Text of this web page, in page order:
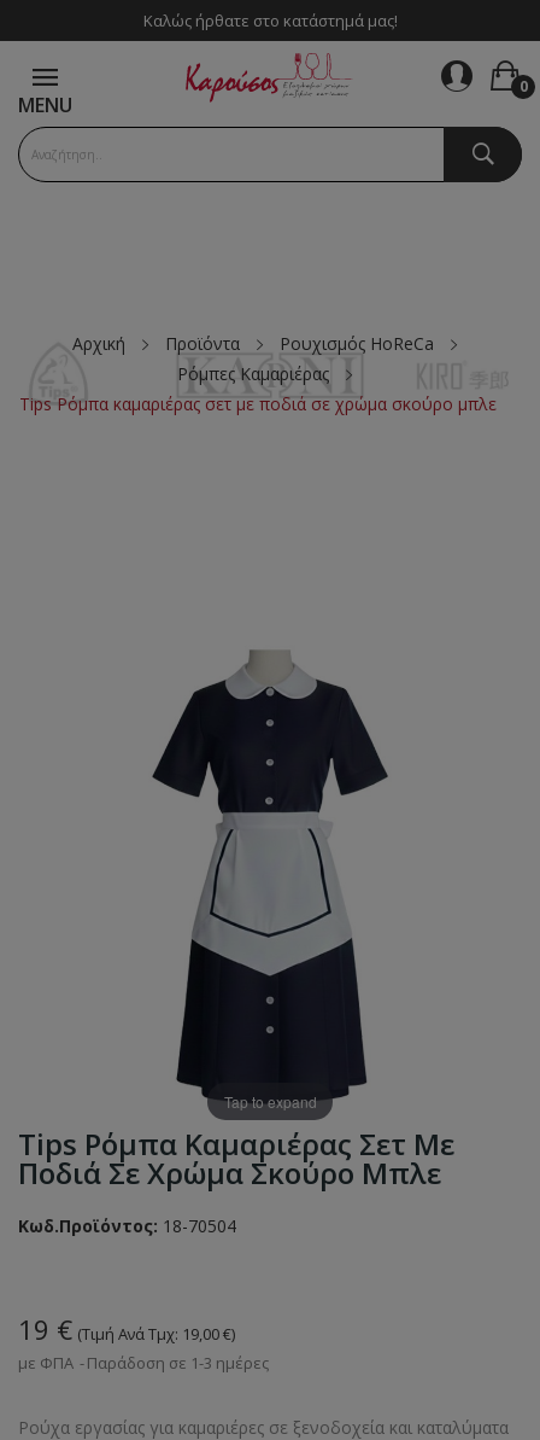
Καλώς ήρθατε στο κατάστημά μας!
MENU
0
Αρχική Προϊόντα
Ρουχισμός HoReCa
Ρόμπες Καμαριέρας
Tips Ρόμπα καμαριέρας σετ με ποδιά σε χρώμα σκούρο μπλε
Tap to expand
Tips Ρόμπα Καμαριέρας Σετ Με
Ποδιά Σε Χρώμα Σκούρο Μπλε
Κωδ.Προϊόντος: 18-70504
19 € (Τιμή Ανά Τμχ: 19,00 €)
με ΦΠΑ
Παράδοση σε 1-3 ημέρες
Ρούχα εργασίας για καμαριέρες σε ξενοδοχεία και καταλύματα